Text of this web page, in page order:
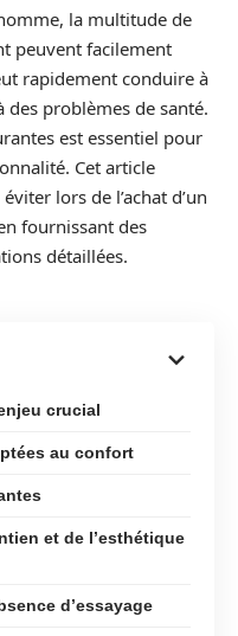
la multitude de
peuvent facilement
rapidement conduire à
problèmes de santé.
est essentiel pour
Cet article
lors de l’achat d’un
fournissant des
détaillées.
crucial
au confort
et de l’esthétique
d’essayage